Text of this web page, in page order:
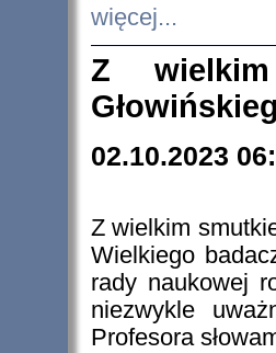
więcej...
Z
02.10.2023
Z wielkim
Wielkiego
rady naukowej
niezwykle
Profesora